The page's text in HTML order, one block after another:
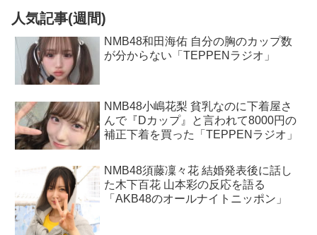
人気記事(週間)
NMB48和田海佑 自分の胸のカップ数
が分からない「TEPPENラジオ」
NMB48小嶋花梨 貧乳なのに下着屋さ
んで『Dカップ』と言われて8000円の
補正下着を買った「TEPPENラジオ」
NMB48須藤凜々花 結婚発表後に話し
た木下百花 山本彩の反応を語る
「AKB48のオールナイトニッポン」